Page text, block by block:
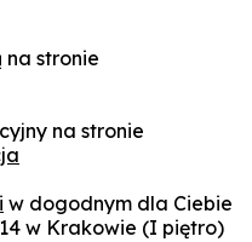
na stronie
na stronie
w dogodnym dla Ciebie
w Krakowie (I piętro)